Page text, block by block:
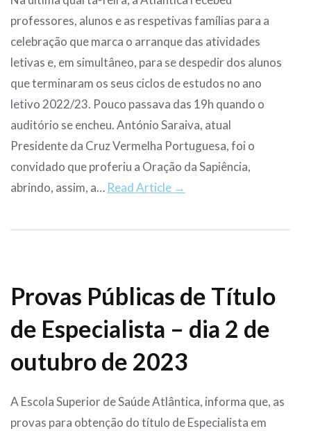
professores, alunos e as respetivas famílias para a
celebração que marca o arranque das atividades
letivas e, em simultâneo, para se despedir dos alunos
que terminaram os seus ciclos de estudos no ano
letivo 2022/23. Pouco passava das 19h quando o
auditório se encheu. António Saraiva, atual
Presidente da Cruz Vermelha Portuguesa, foi o
convidado que proferiu a Oração da Sapiência,
abrindo, assim, a… Read Article →
Provas Públicas de Título
de Especialista – dia 2 de
outubro de 2023
A Escola Superior de Saúde Atlântica, informa que, as
provas para obtenção do título de Especialista em